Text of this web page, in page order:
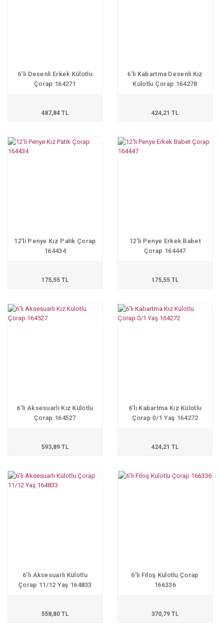
6'lı Desenli Erkek Külotlu
Çorap 164271
487,84 TL
6'lı Kabartma Desenli Kız
Külotlu Çorap 164278
424,21 TL
12'li Penye Kız Patik Çorap
164434
175,55 TL
12'li Penye Erkek Babet
Çorap 164447
175,55 TL
6'lı Aksesuarlı Kız Külotlu
Çorap 164527
593,89 TL
6'lı Kabartma Kız Külotlu
Çorap 0/1 Yaş 164272
424,21 TL
6'lı Aksesuarlı Külotlu
Çorap 11/12 Yaş 164833
558,80 TL
6'lı Filoş Külotlu Çorap
166336
370,79 TL